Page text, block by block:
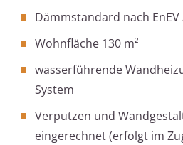
Dämmstandard nach EnEV
Wohnfläche 130 m²
wasserführende
System
Verputzen und
eingerechnet (erfolgt im